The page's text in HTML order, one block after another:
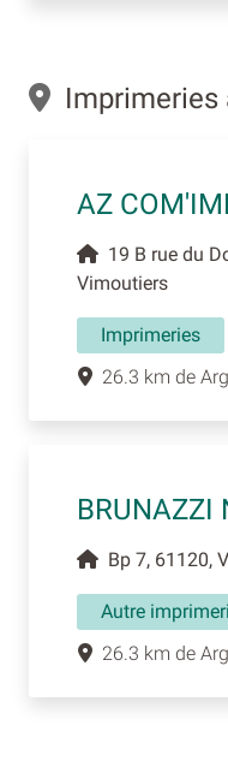
Imprimeries
AZ
19 B rue du
Vimoutiers
Imprimeries
26.3 km de
BRUNAZZI
Bp 7, 61120,
Autre
26.3 km de